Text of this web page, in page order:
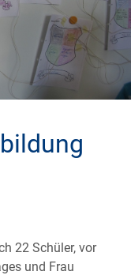
22 Schüler, vor
und Frau